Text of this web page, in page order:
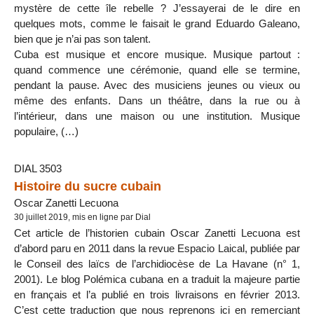
mystère de cette île rebelle ? J’essayerai de le dire en
quelques mots, comme le faisait le grand Eduardo Galeano,
bien que je n’ai pas son talent.
Cuba est musique et encore musique. Musique partout :
quand commence une cérémonie, quand elle se termine,
pendant la pause. Avec des musiciens jeunes ou vieux ou
même des enfants. Dans un théâtre, dans la rue ou à
l’intérieur, dans une maison ou une institution. Musique
populaire, (…)
DIAL 3503
Histoire du sucre cubain
Oscar Zanetti Lecuona
30 juillet 2019, mis en ligne par Dial
Cet article de l’historien cubain Oscar Zanetti Lecuona est
d’abord paru en 2011 dans la revue Espacio Laical, publiée par
le Conseil des laïcs de l’archidiocèse de La Havane (n° 1,
2001). Le blog Polémica cubana en a traduit la majeure partie
en français et l’a publié en trois livraisons en février 2013.
C’est cette traduction que nous reprenons ici en remerciant